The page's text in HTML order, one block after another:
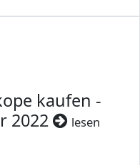
kaufen -
2022
lesen